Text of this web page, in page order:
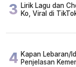
3 Lirik Lagu dan
Ko, Viral di
4 Kapan Lebaran/
Penjelasan